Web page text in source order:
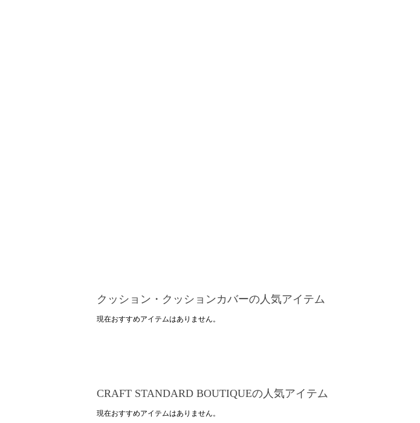
クッション・クッションカバーの人気アイテム
現在おすすめアイテムはありません。
CRAFT STANDARD BOUTIQUEの人気アイテム
現在おすすめアイテムはありません。